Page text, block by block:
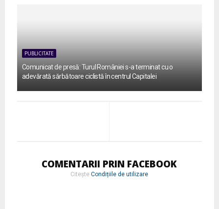
PUBLICITATE
Comunicat de presă: Turul României s-a terminat cu o
adevărată sărbătoare ciclistă în centrul Capitalei
COMENTARII PRIN FACEBOOK
CiteșteCondițiile de utilizare